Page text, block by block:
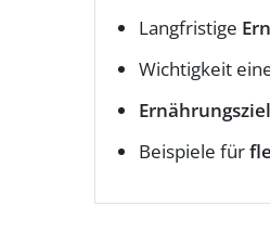
Langfristige
Wichtigkeit
Beispiele für